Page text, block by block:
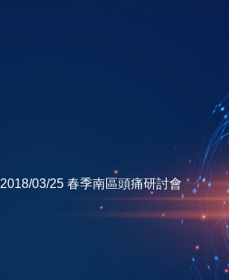
2018/03/25 春季南區頭痛研討會